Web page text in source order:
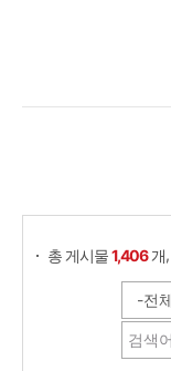
총 게시물1,406 개,